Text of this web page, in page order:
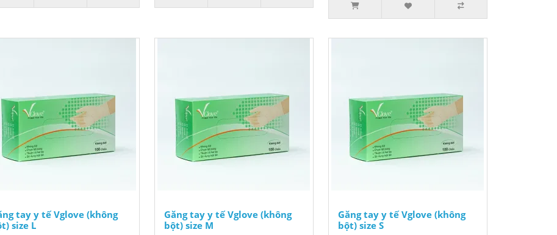
tay y tế Vglove (không
size L
Găng tay y tế Vglove (không
bột) size M
Găng tay y tế Vglove (không
bột) size S